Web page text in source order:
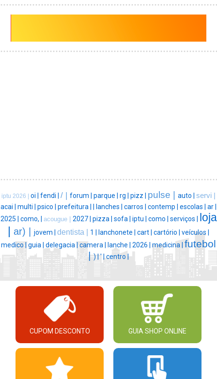
iptu 2026 | oi | fendi | / | forum | parque | rg | pizz | pulse | auto | servi |
acai | multi | psico | prefeitura | lanches | carros | contemp | escolas | ar |
2025 | como, | acougue | 2027 | pizza | sofa | iptu | como | serviços |
loja
ar) | jovem | dentista | 1 | lanchonete | cart | cartório | veículos |
medico | guia | delegacia | camera | lanche | 2026 | medicina | futebol
|) |' |centro |
CUPOM DESCONTO GUIA SHOP ONLINE